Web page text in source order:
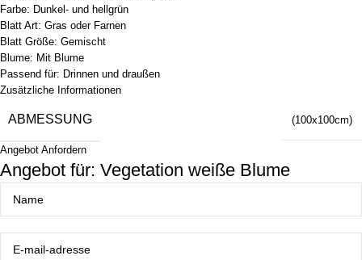
Farbe: Dunkel- und hellgrün
Blatt Art: Gras oder Farnen
Blatt Größe: Gemischt
Blume: Mit Blume
Passend für: Drinnen und draußen
Zusätzliche Informationen
ABMESSUNG (100x100cm)
Angebot Anfordern
Angebot für: Vegetation weiße Blume